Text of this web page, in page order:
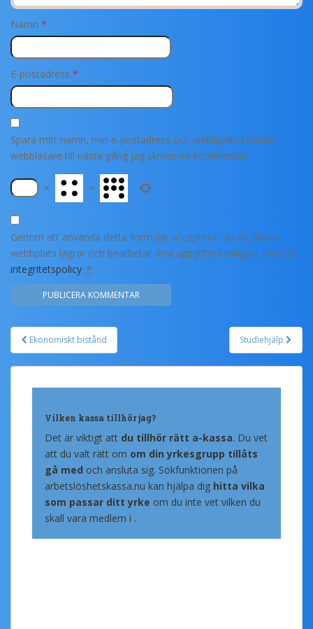
Namn *
E-postadress *
Spara mitt namn, min e-postadress och webbplats i denna
webbläsare till nästa gång jag skriver en kommentar.
× =
Genom att använda detta formulär accepterar du att denna
webbplats lagrar och bearbetar dina uppgifter i enlighet med vår
integritetspolicy. *
Post navigation
Ekonomiskt bistånd Studiehjälp
Vilken kassa tillhör jag?
Det är viktigt att du tillhör rätt a-kassa. Du vet
att du valt rätt om om din yrkesgrupp tillåts
gå med och ansluta sig. Sökfunktionen på
arbetslöshetskassa.nu kan hjälpa dig hitta vilka
som passar ditt yrke om du inte vet vilken du
skall vara medlem i .